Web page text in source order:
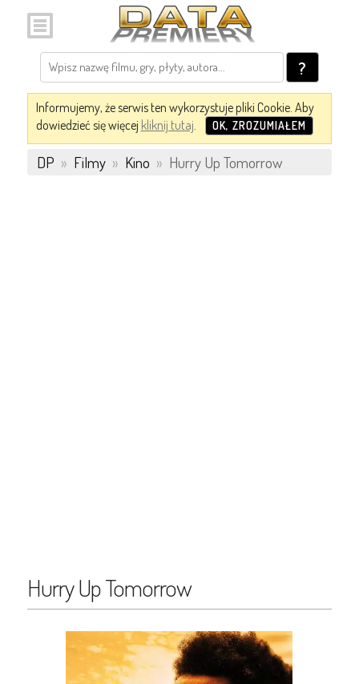
?
Informujemy, że serwis ten wykorzystuje pliki Cookie. Aby
dowiedzieć się więcej kliknij tutaj. OK, ZROZUMIAŁEM
DP » Filmy » Kino » Hurry Up Tomorrow
Hurry Up Tomorrow